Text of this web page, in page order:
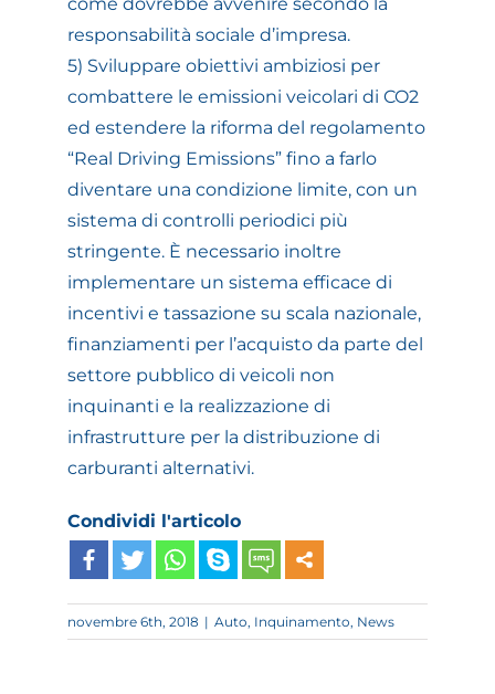
come dovrebbe avvenire secondo la
responsabilità sociale d’impresa.
5) Sviluppare obiettivi ambiziosi per
combattere le emissioni veicolari di CO2
ed estendere la riforma del regolamento
“Real Driving Emissions” fino a farlo
diventare una condizione limite, con un
sistema di controlli periodici più
stringente. È necessario inoltre
implementare un sistema efficace di
incentivi e tassazione su scala nazionale,
finanziamenti per l’acquisto da parte del
settore pubblico di veicoli non
inquinanti e la realizzazione di
infrastrutture per la distribuzione di
carburanti alternativi.
Condividi l'articolo
novembre 6th, 2018 | Auto, Inquinamento, News